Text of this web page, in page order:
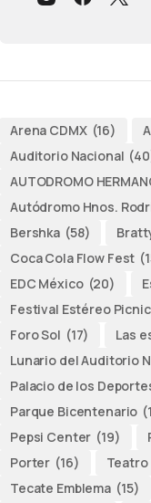
Arena CDMX (16)
Auditorio Nacional
AUTODROMO
Autódromo Hnos.
Bershka (58)
Coca Cola Flow Fest
EDC México (20)
Festival Estéreo Picnic
Foro Sol (17) Las
Lunario del Auditorio
Palacio de los
Parque Bicentenario
Pepsi Center (19)
Porter (16)
Tecate Emblema (15)